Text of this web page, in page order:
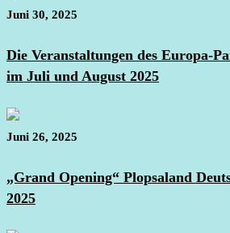
Juni 30, 2025
Die Veranstaltungen des Europa-
im Juli und August 2025
Juni 26, 2025
„Grand Opening“ Plopsaland
2025